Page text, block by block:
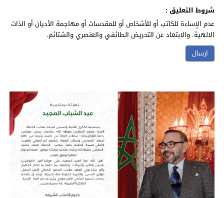
شروط التعليق :
عدم الإساءة للكاتب أو للأشخاص أو للمقدسات أو مهاجمة الأديان أو الذات
الالهية. والابتعاد عن التحريض الطائفي والعنصري والشتائم.